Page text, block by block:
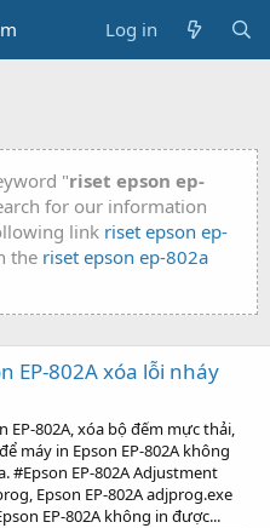
Log in
"riset epson ep-
for our information
link riset epson ep-
the riset epson ep-802a
EP-802A xóa lỗi nháy
EP-802A, xóa bộ đếm mực thải,
máy in Epson EP-802A không
#Epson EP-802A Adjustment
Epson EP-802A adjprog.exe
EP-802A không in được...